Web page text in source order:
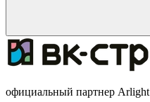
официальный партнер Arlight